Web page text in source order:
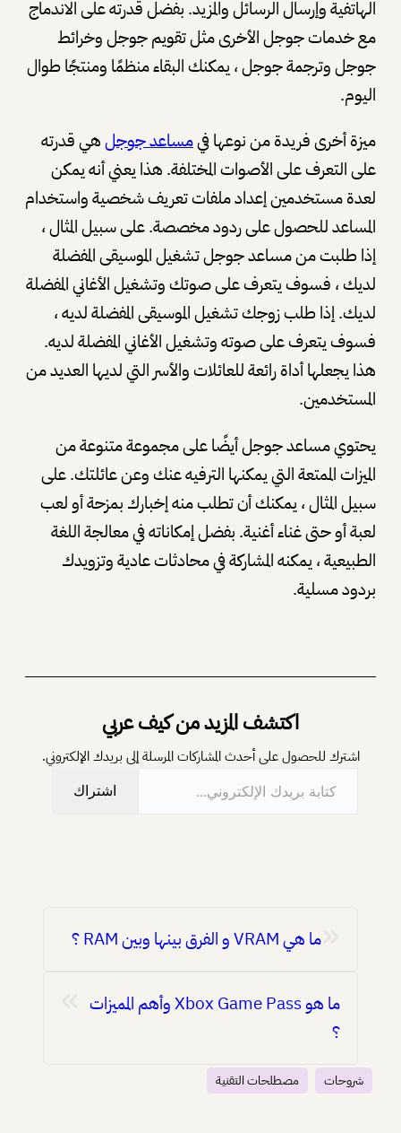
الهاتفية وإرسال الرسائل والمزيد. بفضل قدرته على الاندماج
مع خدمات جوجل الأخرى مثل تقويم جوجل وخرائط
جوجل وترجمة جوجل ، يمكنك البقاء منظمًا ومنتجًا طوال
اليوم.
ميزة أخرى فريدة من نوعها فيمساعد جوجلهي قدرته
على التعرف على الأصوات المختلفة. هذا يعني أنه يمكن
لعدة مستخدمين إعداد ملفات تعريف شخصية واستخدام
المساعد للحصول على ردود مخصصة. على سبيل المثال ،
إذا طلبت من مساعد جوجل تشغيل الموسيقى المفضلة
لديك ، فسوف يتعرف على صوتك وتشغيل الأغاني المفضلة
لديك. إذا طلب زوجك تشغيل الموسيقى المفضلة لديه ،
فسوف يتعرف على صوته وتشغيل الأغاني المفضلة لديه.
هذا يجعلها أداة رائعة للعائلات والأسر التي لديها العديد من
المستخدمين.
يحتوي مساعد جوجل أيضًا على مجموعة متنوعة من
الميزات الممتعة التي يمكنها الترفيه عنك وعن عائلتك. على
سبيل المثال ، يمكنك أن تطلب منه إخبارك بمزحة أو لعب
لعبة أو حتى غناء أغنية. بفضل إمكاناته في معالجة اللغة
الطبيعية ، يمكنه المشاركة في محادثات عادية وتزويدك
بردود مسلية.
اكتشف المزيد من كيف عربي
اشترك للحصول على أحدث المشاركات المرسلة إلى بريدك الإلكتروني.
كتابة بريدك الإلكتروني…
اشتراك
ما هي VRAM و الفرق بينها وبين RAM ؟
ما هو Xbox Game Pass وأهم المميزات
؟
شروحات مصطلحات التقنية